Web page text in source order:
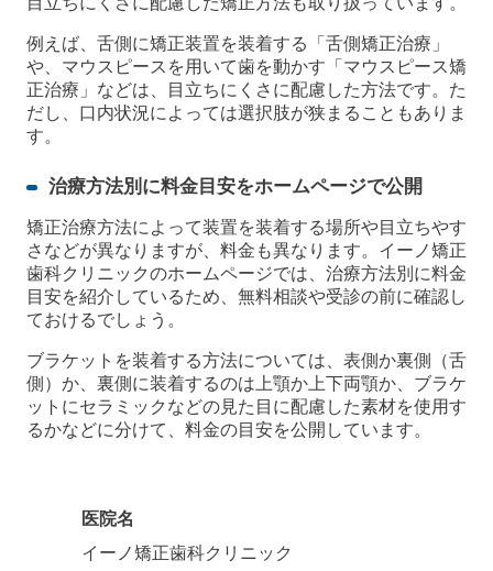
例えば、舌側に矯正装置を装着する「舌側矯正治療」
や、マウスピースを用いて歯を動かす「マウスピース矯
正治療」などは、目立ちにくさに配慮した方法です。た
だし、口内状況によっては選択肢が狭まることもありま
す。
治療方法別に料金目安をホームページで公開
矯正治療方法によって装置を装着する場所や目立ちやす
さなどが異なりますが、料金も異なります。イーノ矯正
歯科クリニックのホームページでは、治療方法別に料金
目安を紹介しているため、無料相談や受診の前に確認し
ておけるでしょう。
ブラケットを装着する方法については、表側か裏側（舌
側）か、裏側に装着するのは上顎か上下両顎か、ブラケ
ットにセラミックなどの見た目に配慮した素材を使用す
るかなどに分けて、料金の目安を公開しています。
医院名
イーノ矯正歯科クリニック